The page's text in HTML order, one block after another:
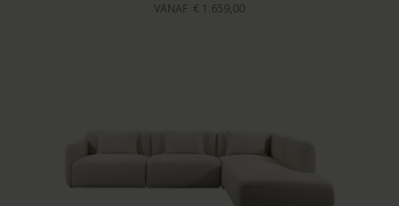
VANAF € 1.659,00